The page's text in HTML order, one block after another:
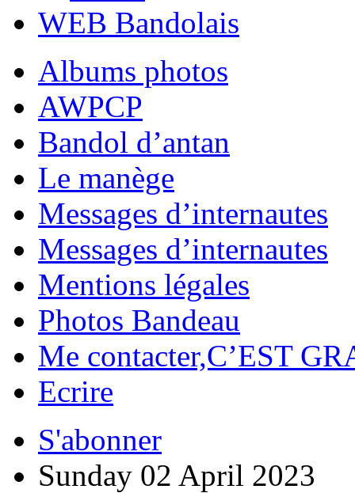
WEB Bandolais
Albums photos
AWPCP
Bandol d’antan
Le manège
Messages d’internautes
Messages d’internautes
Mentions légales
Photos Bandeau
Me contacter,C’EST
Ecrire
S'abonner
Sunday 02 April 2023